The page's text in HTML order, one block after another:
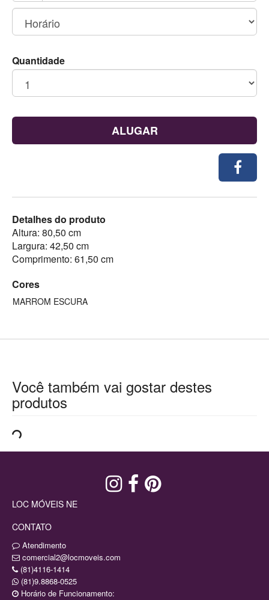
Quantidade
ALUGAR
Detalhes do produto
Altura: 80,50 cm
Largura: 42,50 cm
Comprimento: 61,50 cm
Cores
MARROM ESCURA
Você também vai gostar destes
produtos
LOC MÓVEIS NE
CONTATO
Atendimento
comercial2@locmoveis.com
(81)4116-1414
(81)9.8868-0525
Horário de Funcionamento: